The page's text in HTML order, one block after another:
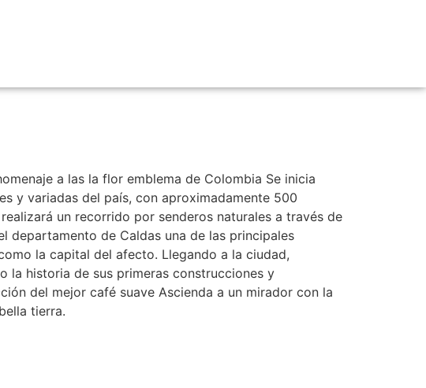
a las la flor emblema de Colombia Se inicia
y variadas del país, con aproximadamente 500
un recorrido por senderos naturales a través de
departamento de Caldas una de las principales
la capital del afecto. Llegando a la ciudad,
la historia de sus primeras construcciones y
del mejor café suave Ascienda a un mirador con la
tierra.